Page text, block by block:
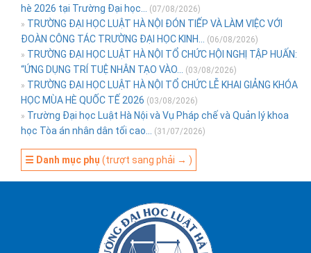
hè 2026 tại Trường Đại học...
(07/08/2026)
» TRƯỜNG ĐẠI HỌC LUẬT HÀ NỘI ĐÓN TIẾP VÀ LÀM VIỆC VỚI
ĐOÀN CÔNG TÁC TRƯỜNG ĐẠI HỌC KINH...
(06/08/2026)
» TRƯỜNG ĐẠI HỌC LUẬT HÀ NỘI TỔ CHỨC HỘI NGHỊ TẬP HUẤN:
“ỨNG DỤNG TRÍ TUỆ NHÂN TẠO VÀO...
(03/08/2026)
» TRƯỜNG ĐẠI HỌC LUẬT HÀ NỘI TỔ CHỨC LỄ KHAI GIẢNG KHÓA
HỌC MÙA HÈ QUỐC TẾ 2026 (03/08/2026)
» Trường Đại học Luật Hà Nội và Vụ Pháp chế và Quản lý khoa
học Tòa án nhân dân tối cao...
(31/07/2026)
☰ Danh mục phụ (trượt sang phải → )